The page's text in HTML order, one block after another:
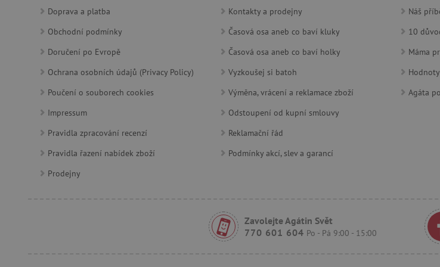
Doprava a platba
Obchodní podmínky
Doručení po Evropě
Ochrana osobních údajů (Privacy Policy)
Poučení o souborech cookies
Impressum
Pravidla zpracování recenzí
Pravidla řazení nabídek zboží
Prodejny
Kontakty a prodejny
Časová osa aneb co baví kluky
Časová osa aneb co baví holky
Vyzkoušej si batoh
Výměna, vrácení a reklamace zboží
Odstoupení od kupní smlouvy
Reklamační řád
Podmínky akcí, slev a garancí
Náš
10
Máma
Agáta
Zavolejte Agátin Svět
770 601 604 Po - Pá 9:00 - 15:00
lastVisitedProduct
www.agatinsvet.cz
1 rok 1
_sp_ses.f442
www.agatinsvet.cz 30 minut
featureFlagIdentifier
www.agatinsvet.cz
_pinterest_ct_ua
Pinterest Inc.
_sp_id.f442
www.agatinsvet.cz